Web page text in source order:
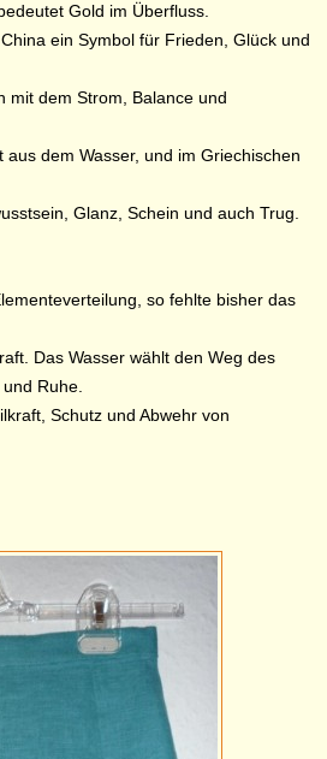
Gold im Überfluss.
ein Symbol für Frieden, Glück und
mit dem Strom, Balance und
dem Wasser, und im Griechischen
Glanz, Schein und auch Trug.
so fehlte bisher das
Das Wasser wählt den Weg des
Ruhe.
Schutz und Abwehr von